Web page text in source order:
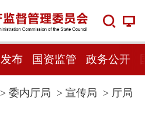
布 国资监管 政务公开
委内厅局 > 宣传局 > 厅局